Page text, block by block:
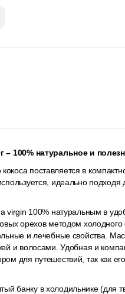
– 100% натуральное и
поставляется в
идеально
virgin 100% натуральным в
орехов методом
и лечебные свойства.
и волосами. Удобная и
для путешествий, так как
банку в холодильнике (для